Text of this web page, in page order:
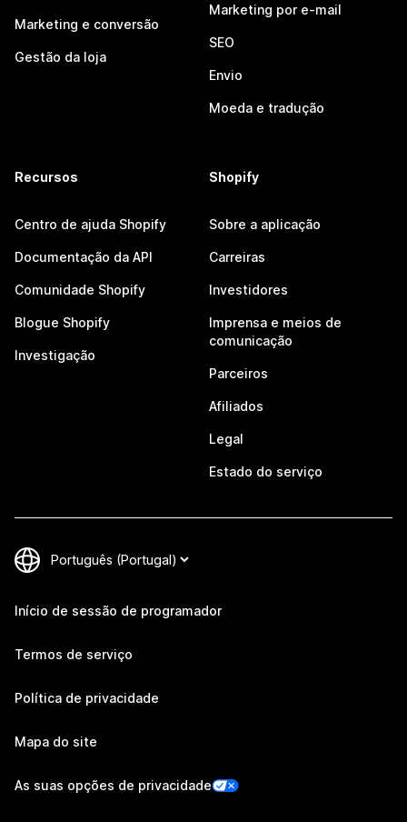
Marketing e conversão
Gestão da loja
Marketing por e-mail
SEO
Envio
Moeda e tradução
Recursos
Centro de ajuda Shopify
Documentação da API
Comunidade Shopify
Blogue Shopify
Investigação
Shopify
Sobre a aplicação
Carreiras
Investidores
Imprensa e meios de
comunicação
Parceiros
Afiliados
Legal
Estado do serviço
Início de sessão de programador
Termos de serviço
Política de privacidade
Mapa do site
As suas opções de privacidade